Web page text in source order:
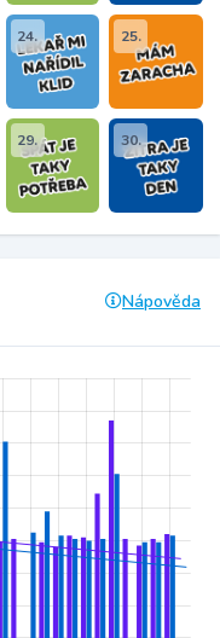
24. 25.
29. 30.
Nápověda